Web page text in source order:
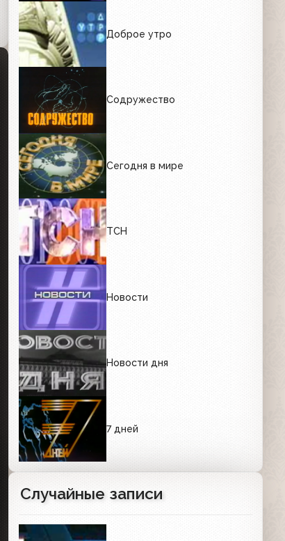
Доброе утро
Содружество
Сегодня в мире
ТСН
Новости
Новости дня
7 дней
Случайные записи